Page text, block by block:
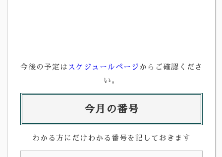
今後の予定は スケジュールページ からご確認くださ
い。
今月の番号
わかる方にだけわかる番号を記しておきます